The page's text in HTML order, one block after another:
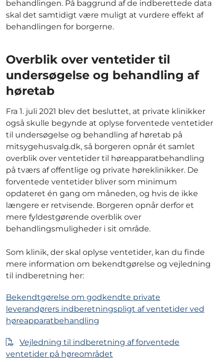
behandlingen. På baggrund af de indberettede data
skal det samtidigt være muligt at vurdere effekt af
behandlingen for borgerne.
Overblik over ventetider til
undersøgelse og behandling af
høretab
Fra 1. juli 2021 blev det besluttet, at private klinikker
også skulle begynde at oplyse forventede ventetider
til undersøgelse og behandling af høretab på
mitsygehusvalg.dk, så borgeren opnår ét samlet
overblik over ventetider til høreapparatbehandling
på tværs af offentlige og private høreklinikker. De
forventede ventetider bliver som minimum
opdateret én gang om måneden, og hvis de ikke
længere er retvisende. Borgeren opnår derfor et
mere fyldestgørende overblik over
behandlingsmuligheder i sit område.
Som klinik, der skal oplyse ventetider, kan du finde
mere information om bekendtgørelse og vejledning
til indberetning her:
Bekendtgørelse om godkendte private
leverandørers indberetningspligt af ventetider ved
høreapparatbehandling
Vejledning til indberetning af forventede
ventetider på høreområdet